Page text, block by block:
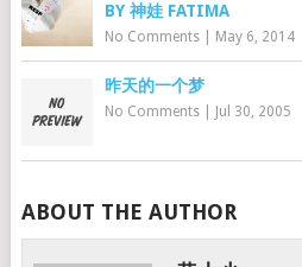
BY 神娃 FATIMA
No Comments| May 6, 2014
昨天的一个梦
No Comments| Jul 30, 2005
ABOUT THE AUTHOR